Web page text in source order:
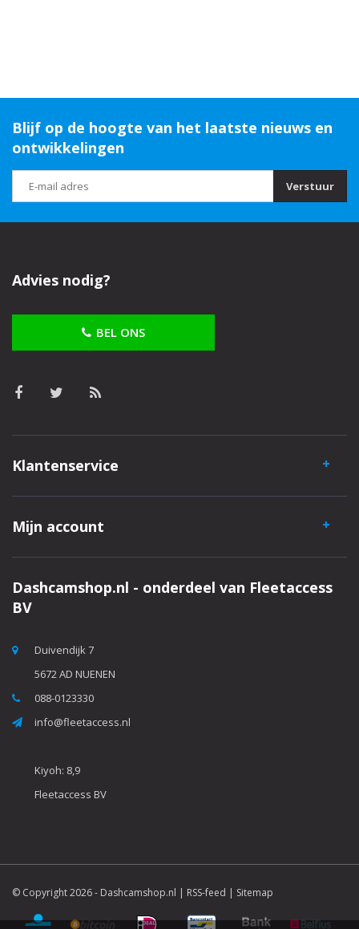
Blijf op de hoogte van het laatste nieuws en
ontwikkelingen
Verstuur
Advies nodig?
BEL ONS
Klantenservice
Mijn account
Dashcamshop.nl - onderdeel van Fleetaccess
BV
Duivendijk 7
5672 AD NUENEN
088-0123330
info@fleetaccess.nl
Kiyoh: 8,9
Fleetaccess BV
© Copyright 2026 - Dashcamshop.nl | RSS-feed | Sitemap